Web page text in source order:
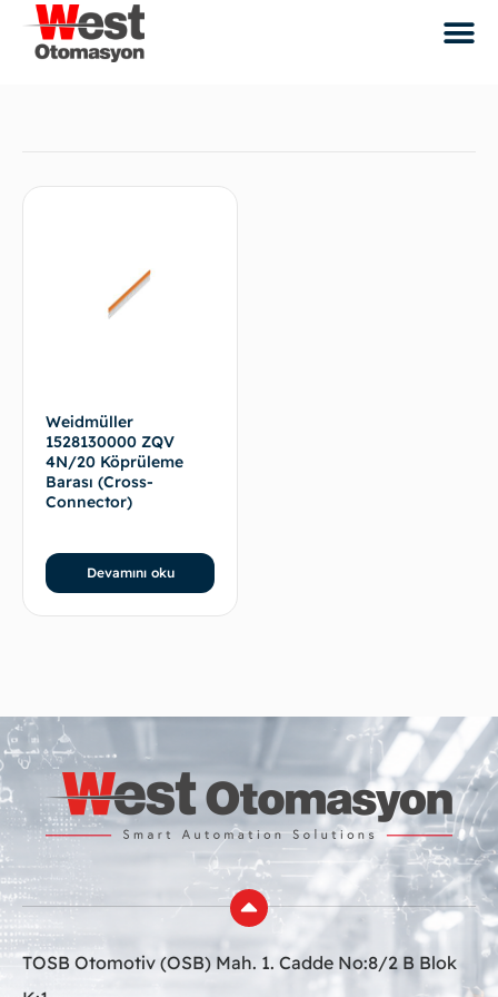
Weidmüller
1528130000 ZQV
4N/20 Köprüleme
Barası (Cross-
Connector)
Devamını oku
TOSB Otomotiv (OSB) Mah. 1. Cadde No:8/2 B Blok